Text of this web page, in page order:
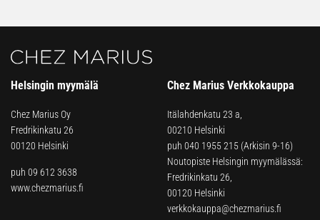
Helsingin myymälä
Chez Marius Oy
Fredrikinkatu 26
00120 Helsinki
puh 09 612 3638
www.chezmarius.fi
Chez Marius Verkkokauppa
Itälahdenkatu 23 a,
00210 Helsinki
puh 040 1955 215 (Arkisin 9-16)
Noutopiste Helsingin myymälässä:
Fredrikinkatu 26,
00120 Helsinki
verkkokauppa@chezmarius.fi